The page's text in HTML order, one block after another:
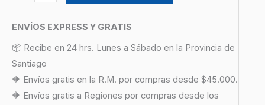
ENVÍOS EXPRESS Y GRATIS
📦 Recibe en 24 hrs. Lunes a Sábado en la Provincia de
Santiago
🔶 Envíos gratis en la R.M. por compras desde $45.000.
🔶 Envíos gratis a Regiones por compras desde los